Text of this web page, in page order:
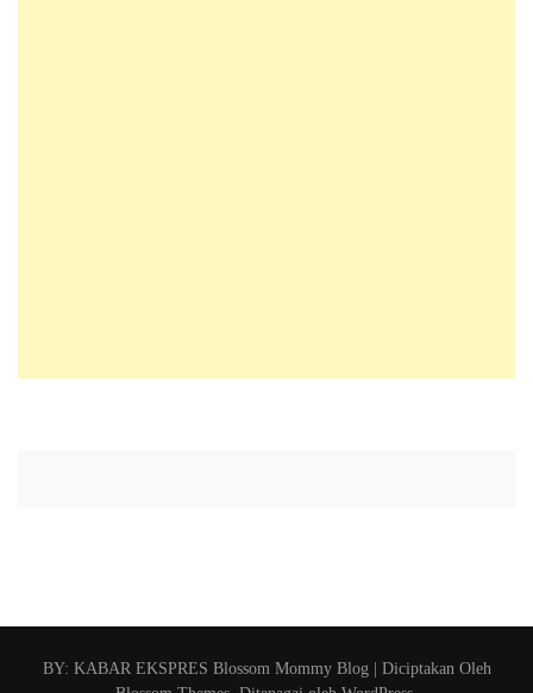
BY: KABAR EKSPRES Blossom Mommy Blog | Diciptakan Oleh